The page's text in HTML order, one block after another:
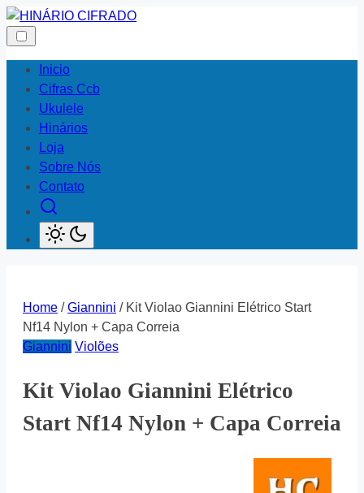
Skip
Inicio
Cifras Ccb
Ukulele
Hinários
Loja
Sobre Nós
Contato
Home /Giannini / Kit Violao Giannini Elétrico Start
Nf14 Nylon + Capa Correia
Giannini Violões
Kit Violao Giannini Elétrico
Start Nf14 Nylon + Capa Correia